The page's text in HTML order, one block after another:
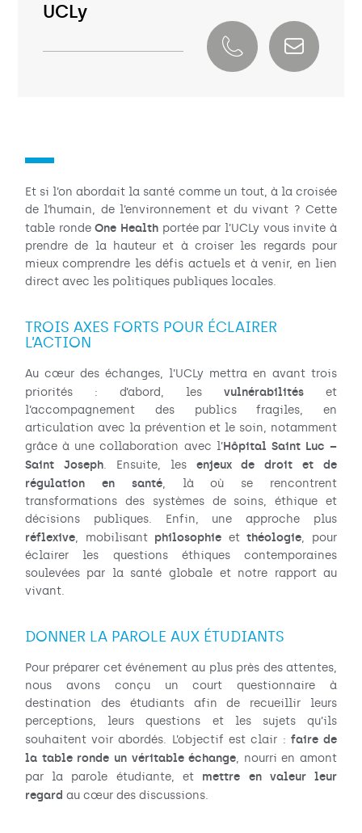
UCLy
Et si l’on abordait la santé comme un tout, à la croisée
de l’humain, de l’environnement et du vivant ? Cette
table rondeOne Healthportée par l’UCLy vous invite à
prendre de la hauteur et à croiser les regards pour
mieux comprendre les défis actuels et à venir, en lien
direct avec les politiques publiques locales.
TROIS AXES FORTS POUR ÉCLAIRER
L’ACTION
Au cœur des échanges, l’UCLy mettra en avant trois
priorités : d’abord, lesvulnérabilités et
l’accompagnement des publics fragiles, en
articulation avec la prévention et le soin, notamment
grâce à une collaboration avec l’Hôpital Saint Luc –
Saint Joseph. Ensuite, les enjeux de droit et de
régulation en santé, là où se rencontrent
transformations des systèmes de soins, éthique et
décisions publiques. Enfin, une approche plus
réflexive, mobilisant philosophie etthéologie, pour
éclairer les questions éthiques contemporaines
soulevées par la santé globale et notre rapport au
vivant.
DONNER LA PAROLE AUX ÉTUDIANTS
Pour préparer cet événement au plus près des attentes,
nous avons conçu un court questionnaire à
destination des étudiants afin de recueillir leurs
perceptions, leurs questions et les sujets qu’ils
souhaitent voir abordés. L’objectif est clair : faire de
la table ronde un véritable échange, nourri en amont
par la parole étudiante, et mettre en valeur leur
regard au cœur des discussions.